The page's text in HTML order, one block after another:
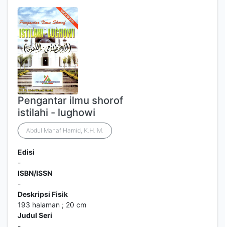
Pengantar ilmu shorof
istilahi - lughowi
Abdul Manaf Hamid, K.H. M.
Edisi
-
ISBN/ISSN
-
Deskripsi Fisik
193 halaman ; 20 cm
Judul Seri